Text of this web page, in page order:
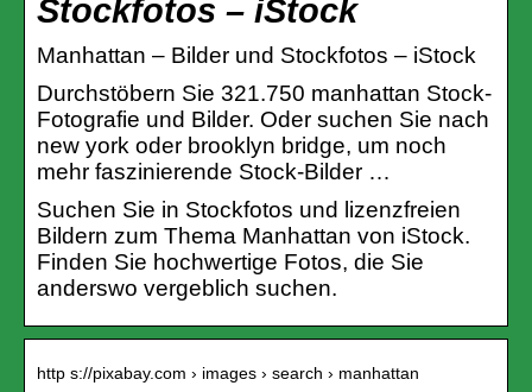
Stockfotos – iStock
Manhattan – Bilder und Stockfotos – iStock
Durchstöbern Sie 321.750 manhattan Stock-
Fotografie und Bilder. Oder suchen Sie nach
new york oder brooklyn bridge, um noch
mehr faszinierende Stock-Bilder …
Suchen Sie in Stockfotos und lizenzfreien
Bildern zum Thema Manhattan von iStock.
Finden Sie hochwertige Fotos, die Sie
anderswo vergeblich suchen.
http s://pixabay.com › images › search › manhattan